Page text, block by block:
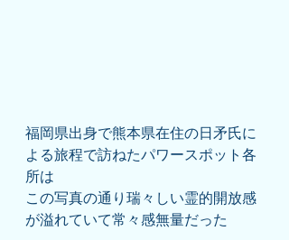
福岡県出身で熊本県在住の日矛氏に
よる旅程で訪ねたパワースポット各
所は
この写真の通り瑞々しい霊的開放感
が溢れていて常々感無量だった